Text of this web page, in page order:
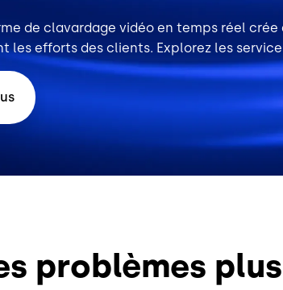
de clavardage vidéo en temps réel
les efforts des clients. Explorez les
problèmes plus